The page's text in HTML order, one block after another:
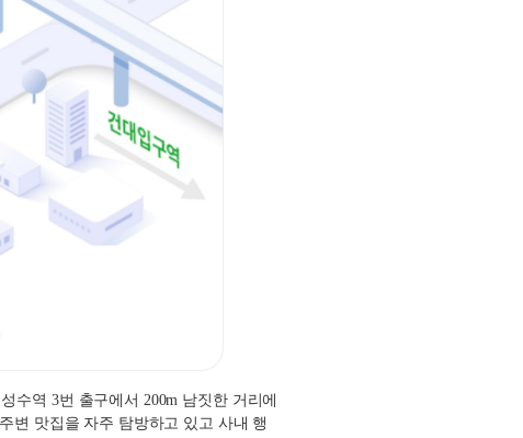
성수역 3번 출구에서 200m 남짓한 거리에
변 맛집을 자주 탐방하고 있고 사내 행